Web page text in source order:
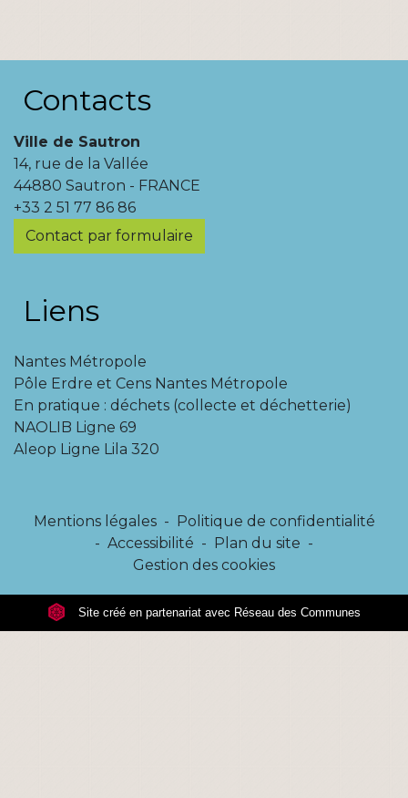
Contacts
Ville de Sautron
14, rue de la Vallée
44880 Sautron - FRANCE
+33 2 51 77 86 86
Contact par formulaire
Liens
Nantes Métropole
Pôle Erdre et Cens Nantes Métropole
En pratique : déchets (collecte et déchetterie)
NAOLIB Ligne 69
Aleop Ligne Lila 320
Mentions légales - Politique de confidentialité
- Accessibilité - Plan du site -
Gestion des cookies
Site créé en partenariat avec Réseau des Communes